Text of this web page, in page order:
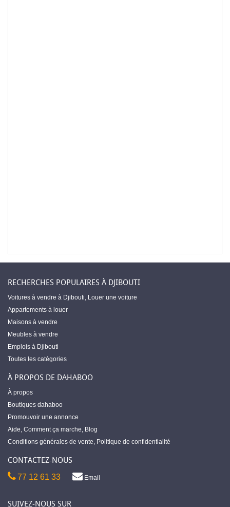
RECHERCHES POPULAIRES À DJIBOUTI
Voitures à vendre à Djibouti, Louer une voiture
Appartements à louer
Maisons à vendre
Meubles à vendre
Emplois à Djibouti
Toutes les catégories
À PROPOS DE DAHABOO
À propos
Boutiques dahaboo
Promouvoir une annonce
Aide, Comment ça marche, Blog
Conditions générales de vente, Politique de confidentialité
CONTACTEZ-NOUS
77 12 61 33 Email
SUIVEZ-NOUS SUR